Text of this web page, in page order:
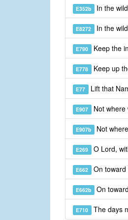
E352b In the
E8272 In the
E790 Keep the
E778 Keep up
E77 Lift that
E907 Not where
E907b Not
E269 O Lord,
E662 On toward
E662b On
E710 The days